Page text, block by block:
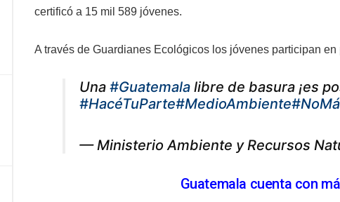
certificó a 15 mil 589 jóvenes.
A través de Guardianes Ecológicos los jóvenes participan
Una #Guatemala libre de basura ¡es
#HacéTuParte#MedioAmbiente
— Ministerio Ambiente y Recursos
Guatemala cuenta con